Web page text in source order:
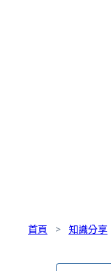
首頁 > 知識分享